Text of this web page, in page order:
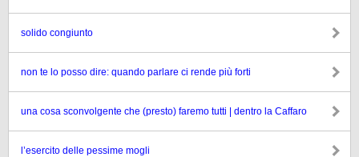
solido congiunto
non te lo posso dire: quando parlare ci rende più forti
una cosa sconvolgente che (presto) faremo tutti | dentro la Caffaro
l’esercito delle pessime mogli